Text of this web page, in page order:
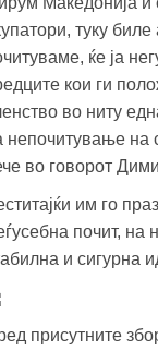
туку
ќе ја
кои ги
во ниту
непочитување на
во говорот
им го
почит, на
и сигурна
присутните